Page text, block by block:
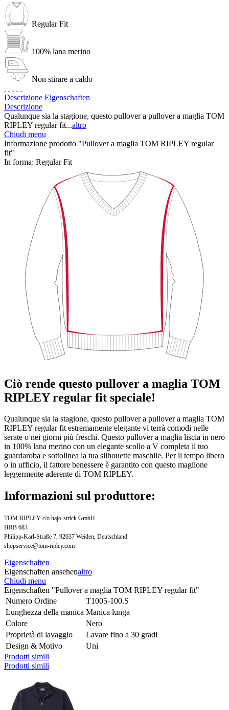
Regular Fit
100% lana merino
Non stirare a caldo
Descrizione Eigenschaften
Descrizione
Qualunque sia la stagione, questo pullover a pullover a maglia TOM
RIPLEY regular fit...altro
Chiudi menu
Informazione prodotto "Pullover a maglia TOM RIPLEY regular
fit"
In forma: Regular Fit
Ciò rende questo pullover a maglia TOM
RIPLEY regular fit speciale!
Qualunque sia la stagione, questo pullover a pullover a maglia TOM
RIPLEY regular fit estremamente elegante vi terrà comodi nelle
serate o nei giorni più freschi. Questo pullover a maglia liscia in nero
in 100% lana merino con un elegante scollo a V completa il tuo
guardaroba e sottolinea la tua silhouette maschile. Per il tempo libero
o in ufficio, il fattore benessere è garantito con questo maglione
leggermente aderente di TOM RIPLEY.
Informazioni sul produttore:
TOM RIPLEY c/o hajo-strick GmbH
HRB 683
Philipp-Karl-Straße 7, 92637 Weiden, Deutschland
shopservice@tom-ripley.com
Eigenschaften
Eigenschaften ansehenaltro
Chiudi menu
Eigenschaften "Pullover a maglia TOM RIPLEY regular fit"
Numero Ordine
T1005-100.S
Lunghezza della manica Manica lunga
Colore
Nero
Proprietà di lavaggio
Lavare fino a 30 gradi
Design & Motivo
Uni
Prodotti simili
Prodotti simili